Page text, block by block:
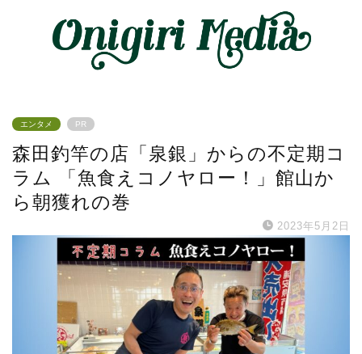
エンタメ PR
森田釣竿の店「泉銀」からの不定期コ
ラム 「魚食えコノヤロー！」館山か
ら朝獲れの巻
2023年5月2日